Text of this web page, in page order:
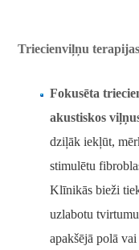
Triecienviļņu
Fokusēta
akustiskos
dziļāk iekļūt,
stimulētu
Klīnikās bieži
uzlabotu
apakšējā polā